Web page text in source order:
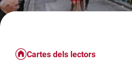
Cartes dels lectors